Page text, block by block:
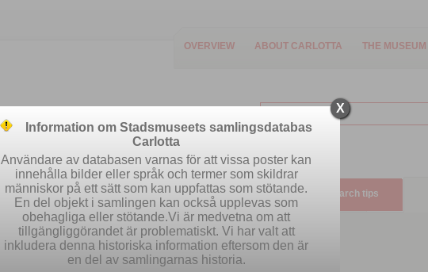
OVERVIEW ABOUT CARLOTTA THE MUSEUM
Easy search Advanced search Search tips
X
Information om Stadsmuseets samlingsdatabas
Carlotta
Användare av databasen varnas för att vissa poster kan
innehålla bilder eller språk och termer som skildrar
människor på ett sätt som kan uppfattas som stötande.
En del objekt i samlingen kan också upplevas som
obehagliga eller stötande.Vi är medvetna om att
tillgängliggörandet är problematiskt. Vi har valt att
inkludera denna historiska information eftersom den är
en del av samlingarnas historia.